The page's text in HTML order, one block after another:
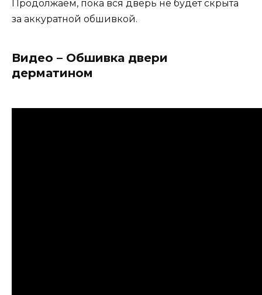
Продолжаем, пока вся дверь не будет скрыта
за аккуратной обшивкой.
Видео – Обшивка двери
дерматином